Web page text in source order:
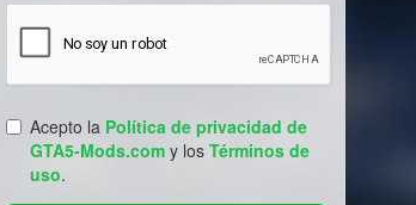
Acepto la Política de privacidad de
GTA5-Mods.com y los Términos de
uso.